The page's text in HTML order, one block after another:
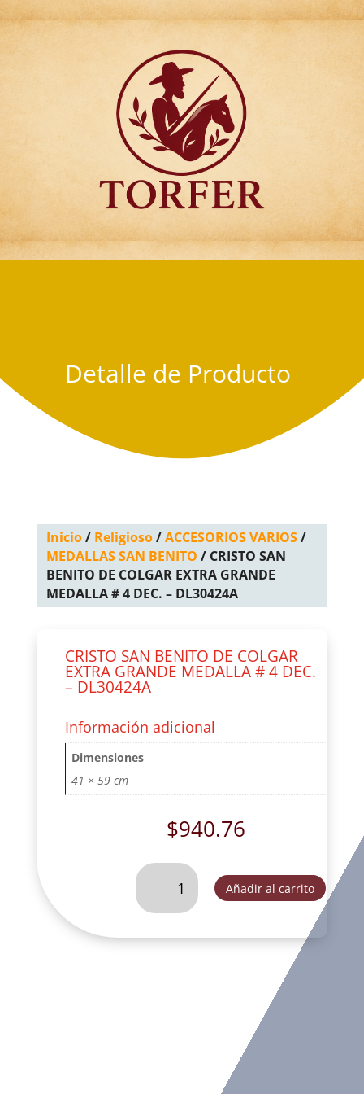
Articulos para
Regalo Torfer.
Detalle de Producto
Inicio/ Religioso/ACCESORIOS VARIOS/
MEDALLAS SAN BENITO / CRISTO SAN
BENITO DE COLGAR EXTRA GRANDE
MEDALLA # 4 DEC. – DL30424A
CRISTO SAN BENITO DE COLGAR
EXTRA GRANDE MEDALLA # 4 DEC.
– DL30424A
Información adicional
Dimensiones
41 × 59 cm
$940.76
CRISTO
BENITO
COLGAR
Añadir al carrito